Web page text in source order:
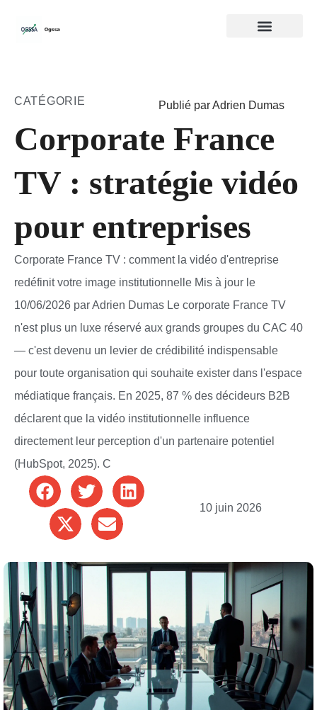
CATÉGORIE Publié par Adrien Dumas
Corporate France
TV : stratégie vidéo
pour entreprises
Corporate France TV : comment la vidéo d'entreprise
redéfinit votre image institutionnelle Mis à jour le
10/06/2026 par Adrien Dumas Le corporate France TV
n'est plus un luxe réservé aux grands groupes du CAC 40
— c'est devenu un levier de crédibilité indispensable
pour toute organisation qui souhaite exister dans l'espace
médiatique français. En 2025, 87 % des décideurs B2B
déclarent que la vidéo institutionnelle influence
directement leur perception d'un partenaire potentiel
(HubSpot, 2025). C
10 juin 2026